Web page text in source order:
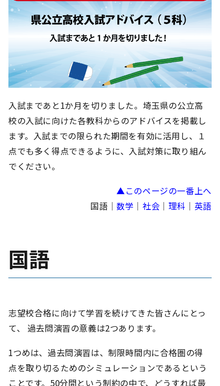
入試まであと1か月を切りました。埼玉県の公立高
校の入試に向けた各教科からのアドバイスを掲載し
ます。入試までの限られた期間を有効に活用し、１
点でも多く得点できるように、入試対策に取り組ん
でください。
▲このページの一番上へ
国語｜数学 ｜社会 ｜ 理科 ｜ 英語
国語
志望校合格に向けて学習を続けてきた皆さんにとっ
て、 過去問演習の意義は2つあります。
1つめは、過去問演習は、制限時間内に合格圏の得
点を取り切るためのシミュレーションであるという
ことです。50分間という制約の中で、どうすれば最